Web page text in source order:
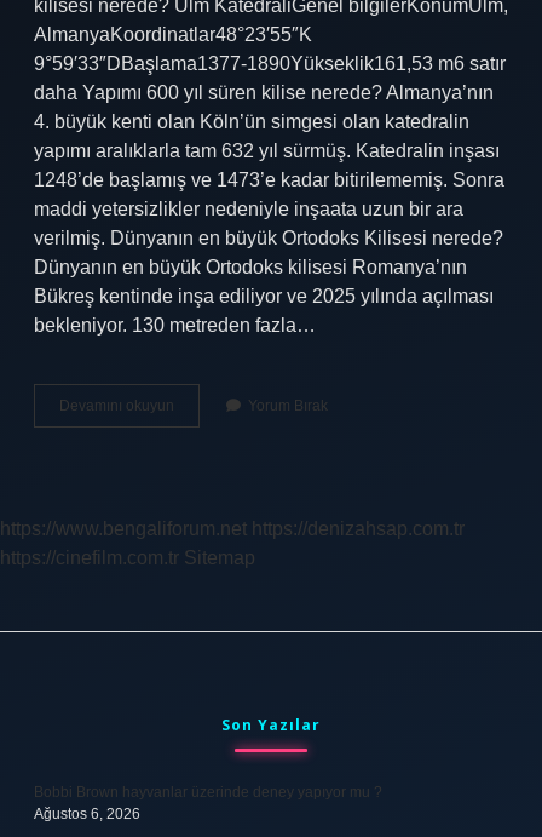
kilisesi nerede? Ulm KatedraliGenel bilgilerKonumUlm,
AlmanyaKoordinatlar48°23′55″K
9°59′33″DBaşlama1377-1890Yükseklik161,53 m6 satır
daha Yapımı 600 yıl süren kilise nerede? Almanya’nın
4. büyük kenti olan Köln’ün simgesi olan katedralin
yapımı aralıklarla tam 632 yıl sürmüş. Katedralin inşası
1248’de başlamış ve 1473’e kadar bitirilememiş. Sonra
maddi yetersizlikler nedeniyle inşaata uzun bir ara
verilmiş. Dünyanın en büyük Ortodoks Kilisesi nerede?
Dünyanın en büyük Ortodoks kilisesi Romanya’nın
Bükreş kentinde inşa ediliyor ve 2025 yılında açılması
bekleniyor. 130 metreden fazla…
Devamını okuyun
Büyük
Yorum Bırak
https://www.bengaliforum.net https://denizahsap.com.tr
https://cinefilm.com.tr Sitemap
Son Yazılar
Bobbi Brown hayvanlar üzerinde deney yapıyor mu ?
Ağustos 6, 2026